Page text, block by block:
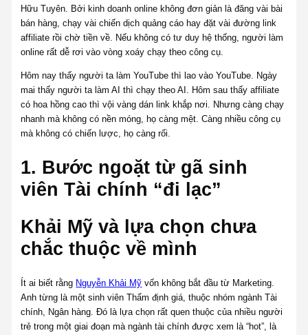
Hữu Tuyên. Bởi kinh doanh online không đơn giản là đăng vài bài
bán hàng, chạy vài chiến dịch quảng cáo hay đặt vài đường link
affiliate rồi chờ tiền về. Nếu không có tư duy hệ thống, người làm
online rất dễ rơi vào vòng xoáy chạy theo công cụ.
Hôm nay thấy người ta làm YouTube thì lao vào YouTube. Ngày
mai thấy người ta làm AI thì chạy theo AI. Hôm sau thấy affiliate
có hoa hồng cao thì vội vàng dán link khắp nơi. Nhưng càng chạy
nhanh mà không có nền móng, họ càng mệt. Càng nhiều công cụ
mà không có chiến lược, họ càng rối.
1. Bước ngoặt từ gã sinh
viên Tài chính “đi lạc”
Khải Mỹ và lựa chọn chưa
chắc thuộc về mình
Ít ai biết rằng Nguyễn Khải Mỹ vốn không bắt đầu từ Marketing.
Anh từng là một sinh viên Thẩm định giá, thuộc nhóm ngành Tài
chính, Ngân hàng. Đó là lựa chọn rất quen thuộc của nhiều người
trẻ trong một giai đoạn mà ngành tài chính được xem là “hot”, là